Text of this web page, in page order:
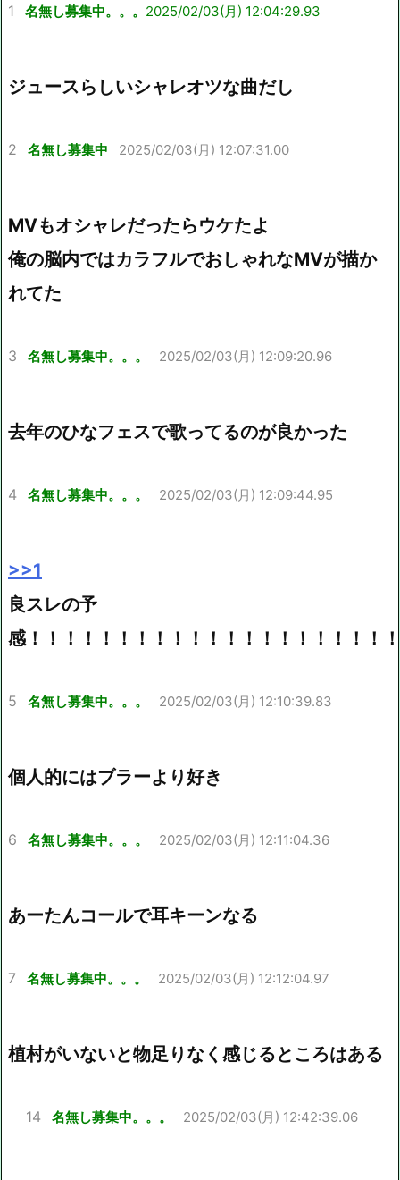
1 名無し募集中。。。 2025/02/03(月) 12:04:29.93
ジュースらしいシャレオツな曲だし
2 名無し募集中 2025/02/03(月) 12:07:31.00
MVもオシャレだったらウケたよ
俺の脳内ではカラフルでおしゃれなMVが描か
れてた
3 名無し募集中。。。 2025/02/03(月) 12:09:20.96
去年のひなフェスで歌ってるのが良かった
4 名無し募集中。。。 2025/02/03(月) 12:09:44.95
>>1
良スレの予
感！！！！！！！！！！！！！！！！！！！！
5 名無し募集中。。。 2025/02/03(月) 12:10:39.83
個人的にはブラーより好き
6 名無し募集中。。。 2025/02/03(月) 12:11:04.36
あーたんコールで耳キーンなる
7 名無し募集中。。。 2025/02/03(月) 12:12:04.97
植村がいないと物足りなく感じるところはある
14 名無し募集中。。。 2025/02/03(月) 12:42:39.06